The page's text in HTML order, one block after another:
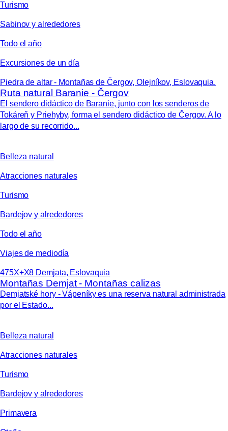
Turismo
Sabinov y alrededores
Todo el año
Excursiones de un día
Piedra de altar - Montañas de Čergov, Olejníkov, Eslovaquia.
Ruta natural Baranie - Čergov
El sendero didáctico de Baranie, junto con los senderos de
Tokáreň y Priehyby, forma el sendero didáctico de Čergov. A lo
largo de su recorrido...
Belleza natural
Atracciones naturales
Turismo
Bardejov y alrededores
Todo el año
Viajes de mediodía
475X+X8 Demjata, Eslovaquia
Montañas Demjat - Montañas calizas
Demjatské hory - Vápeníky es una reserva natural administrada
por el Estado...
Belleza natural
Atracciones naturales
Turismo
Bardejov y alrededores
Primavera